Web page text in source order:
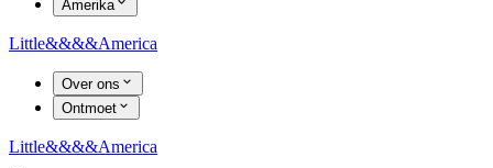
Amerika
Little&&&&America
Over ons
Ontmoet
Little&&&&America